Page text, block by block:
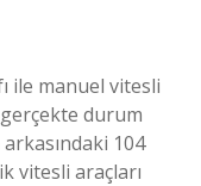
ile manuel vitesli
gerçekte durum
104
vitesli araçları